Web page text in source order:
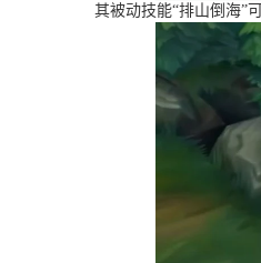
其被动技能“排山倒海”